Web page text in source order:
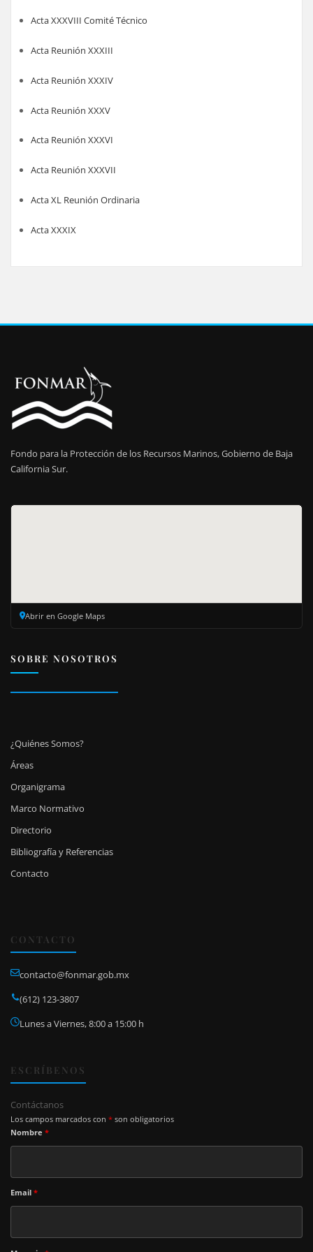
Acta XXXVIII Comité Técnico
Acta Reunión XXXIII
Acta Reunión XXXIV
Acta Reunión XXXV
Acta Reunión XXXVI
Acta Reunión XXXVII
Acta XL Reunión Ordinaria
Acta XXXIX
Fondo para la Protección de los Recursos Marinos, Gobierno de Baja
California Sur.
Abrir en Google Maps
SOBRE NOSOTROS
¿Quiénes Somos?
Áreas
Organigrama
Marco Normativo
Directorio
Bibliografía y Referencias
Contacto
CONTACTO
contacto@fonmar.gob.mx
(612) 123-3807
Lunes a Viernes, 8:00 a 15:00 h
ESCRÍBENOS
Contáctanos
Los campos marcados con * son obligatorios
Nombre *
Email *